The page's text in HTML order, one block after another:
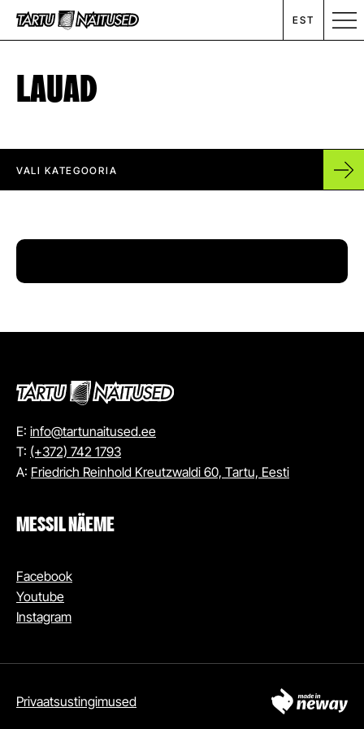
MESSIKALENDER
ETTEVÕTTEST
KONTAKT
EST
LAUAD
VALI KATEGOORIA
E: info@tartunaitused.ee
T: (+372) 742 1793
A: Friedrich Reinhold Kreutzwaldi 60, Tartu, Eesti
MESSIL NÄEME
Facebook
Youtube
Instagram
Privaatsustingimused